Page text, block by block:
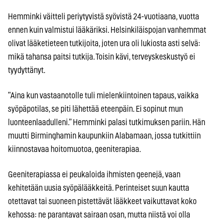
Hemminki väitteli periytyvistä syövistä 24-vuotiaana, vuotta
ennen kuin valmistui lääkäriksi. Helsinkiläispojan vanhemmat
olivat lääketieteen tutkijoita, joten ura oli lukiosta asti selvä:
mikä tahansa paitsi tutkija. Toisin kävi, terveyskeskustyö ei
tyydyttänyt.
”Aina kun vastaanotolle tuli mielenkiintoinen tapaus, vaikka
syöpäpotilas, se piti lähettää eteenpäin. Ei sopinut mun
luonteenlaadulleni.” Hemminki palasi tutkimuksen pariin. Hän
muutti Birminghamin kaupunkiin Alabamaan, jossa tutkittiin
kiinnostavaa hoitomuotoa, geeniterapiaa.
Geeniterapiassa ei peukaloida ihmisten geenejä, vaan
kehitetään uusia syöpälääkkeitä. Perinteiset suun kautta
otettavat tai suoneen pistettävät lääkkeet vaikuttavat koko
kehossa: ne parantavat sairaan osan, mutta niistä voi olla